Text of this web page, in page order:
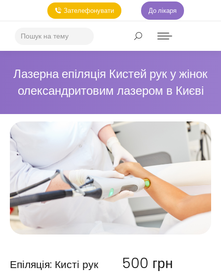
Зателефонувати До лікаря
Лазерна епіляція Кистей рук у жінок
олександритовим лазером в Києві
Епіляція: Кисті рук 500 грн